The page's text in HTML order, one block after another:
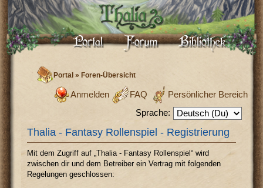
Portal »Foren-Übersicht
Persönlicher Bereich
FAQ
Anmelden
Sprache:
Thalia - Fantasy Rollenspiel - Registrierung
Mit dem Zugriff auf „Thalia - Fantasy Rollenspiel“ wird
zwischen dir und dem Betreiber ein Vertrag mit folgenden
Regelungen geschlossen: